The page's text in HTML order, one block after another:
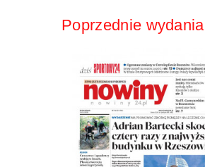
Poprzednie wydania